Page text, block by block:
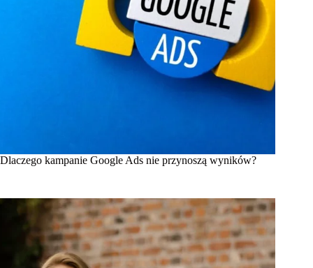
Dlaczego kampanie Google Ads nie przynoszą wyników?